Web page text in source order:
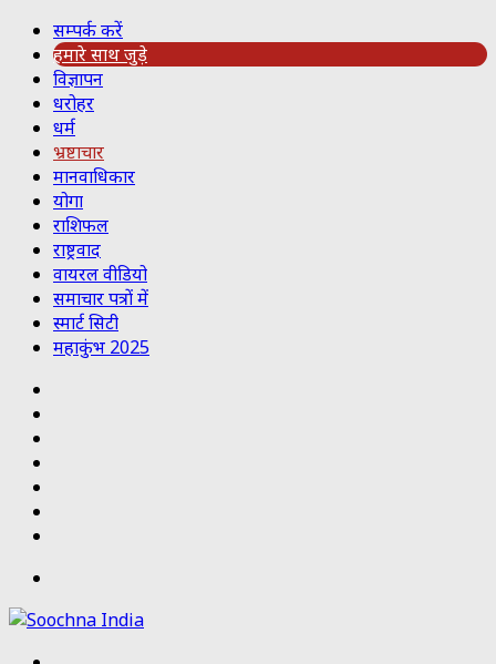
सम्पर्क करें
हमारे साथ जुड़े
विज्ञापन
धरोहर
धर्म
भ्रष्टाचार
मानवाधिकार
योगा
राशिफल
राष्ट्रवाद
वायरल वीडियो
समाचार पत्रों में
स्मार्ट सिटी
महाकुंभ 2025